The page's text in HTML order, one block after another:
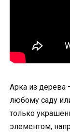
Арка из дерева
любому саду
только
элементом,